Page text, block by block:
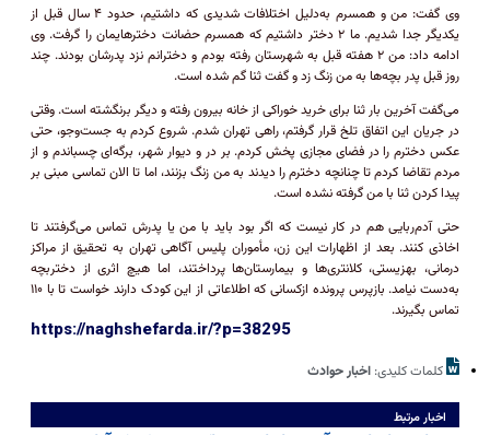
وی گفت: من و همسرم به‌دلیل اختلافات شدیدی که داشتیم، حدود ۴ سال قبل از
یکدیگر جدا شدیم. ما ۲ دختر داشتیم که همسرم حضانت دخترهایمان را گرفت. وی
ادامه داد: من ۲ هفته قبل به شهرستان رفته بودم و دخترانم نزد پدرشان بودند. چند
روز قبل پدر بچه‌ها به من زنگ زد و گفت ثنا گم شده است.
می‌گفت آخرین بار ثنا برای خرید خوراکی از خانه بیرون رفته و دیگر برنگشته است. وقتی
در جریان این اتفاق تلخ قرار گرفتم، راهی تهران شدم. شروع کردم به جست‌و‌جو، حتی
عکس دخترم را در فضای مجازی پخش کردم. بر در و دیوار شهر، برگه‌ای چسباندم و از
مردم تقاضا کردم تا چنانچه دخترم را دیدند به من زنگ بزنند، اما تا الان تماسی مبنی بر
پیدا کردن ثنا با من گرفته نشده است.
حتی آدم‌ربایی هم در کار نیست که اگر بود باید با من یا پدرش تماس می‌گرفتند تا
اخاذی کنند. بعد از اظهارات این زن، مأموران پلیس آگاهی تهران به تحقیق از مراکز
درمانی، بهزیستی، کلانتری‌ها و بیمارستان‌ها پرداختند، اما هیچ اثری از دختربچه
به‌دست نیامد. بازپرس پرونده ازکسانی که اطلاعاتی از این کودک دارند خواست تا با ۱۱۰
تماس بگیرند.
https://naghshefarda.ir/?p=38295
کلمات کلیدی: اخبار حوادث
اخبار مرتبط